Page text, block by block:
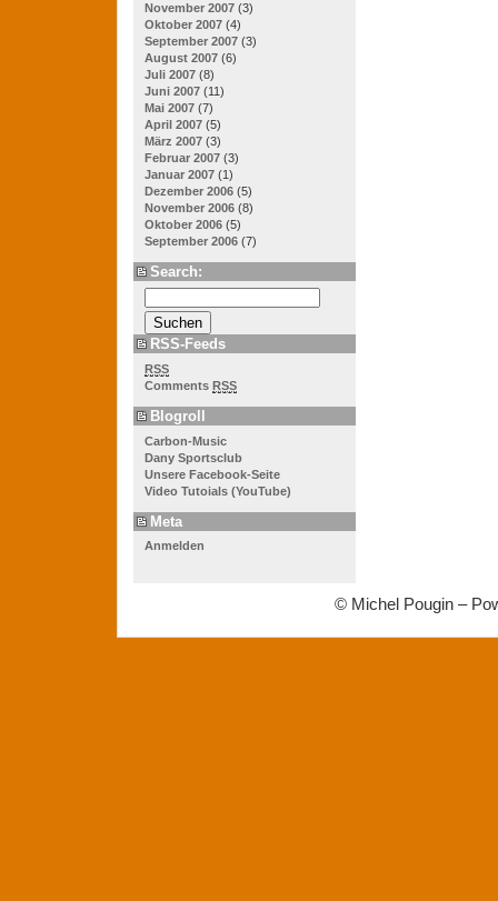
November 2007 (3)
Oktober 2007 (4)
September 2007 (3)
August 2007 (6)
Juli 2007 (8)
Juni 2007 (11)
Mai 2007 (7)
April 2007 (5)
März 2007 (3)
Februar 2007 (3)
Januar 2007 (1)
Dezember 2006 (5)
November 2006 (8)
Oktober 2006 (5)
September 2006 (7)
Search:
RSS-Feeds
RSS
Comments RSS
Blogroll
Carbon-Music
Dany Sportsclub
Unsere Facebook-Seite
Video Tutoials (YouTube)
Meta
Anmelden
© Michel Pougin –